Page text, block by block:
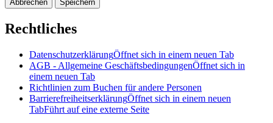
Abbrechen Speichern
Rechtliches
DatenschutzerklärungÖffnet sich in einem neuen Tab
AGB - Allgemeine GeschäftsbedingungenÖffnet sich in
einem neuen Tab
Richtlinien zum Buchen für andere Personen
BarrierefreiheitserklärungÖffnet sich in einem neuen
TabFührt auf eine externe Seite